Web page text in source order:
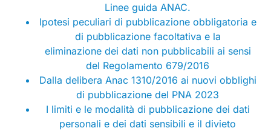
Linee guida ANAC.
Ipotesi peculiari di pubblicazione obbligatoria e
di pubblicazione facoltativa e la
eliminazione dei dati non pubblicabili ai sensi
del Regolamento 679/2016
Dalla delibera Anac 1310/2016 ai nuovi obblighi
di pubblicazione del PNA 2023
I limiti e le modalità di pubblicazione dei dati
personali e dei dati sensibili e il divieto